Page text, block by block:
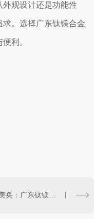
观设计还是功能性
。选择广东钛镁合金
利。